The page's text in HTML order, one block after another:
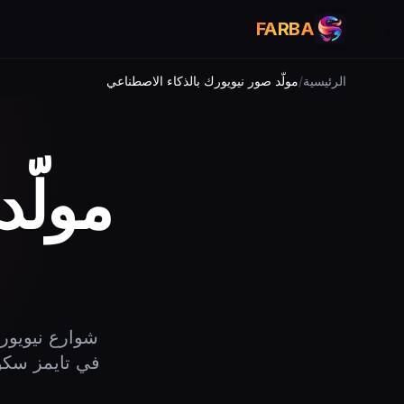
FARBA
الرئيسية/مولّد صور نيويورك بالذكاء الاصطناعي
شوارع
في تايمز